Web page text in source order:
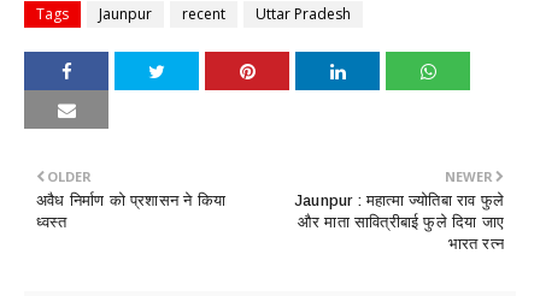
Tags Jaunpur recent Uttar Pradesh
NEWER
Jaunpur : ​महात्मा ज्योतिबा राव फुले
और माता सावित्रीबाई फुले दिया जाए
भारत रत्न
OLDER
अवैध निर्माण को प्रशासन ने किया
ध्वस्त